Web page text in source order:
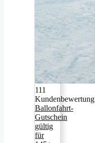
111
Kundenbewertung
Ballonfahrt-
Gutschein
gültig
für